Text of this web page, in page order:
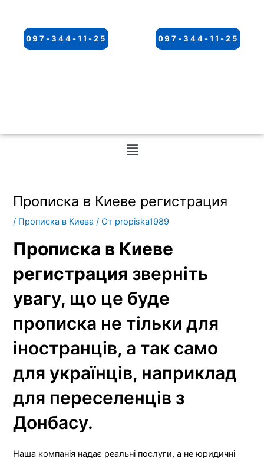
097-344-11-25 097-344-11-25
Меню
Прописка в Киеве регистрация
/ Прописка в Киева / От propiska1989
Прописка в Киеве
регистрация зверніть
увагу, що це буде
прописка не тільки для
іностранців, а так само
для українців, наприклад
для переселенців з
Донбасу.
Наша компанія надає реальні послуги, а не юридичні